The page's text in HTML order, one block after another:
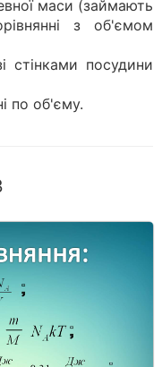
маси (займають
з об'ємом
стінками посудини
по об'єму.